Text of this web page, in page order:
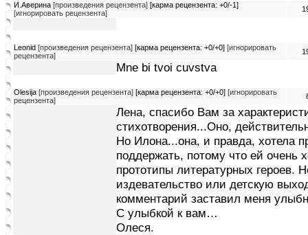
И.Аверина [произведения рецензента] [карма рецензента: +0/-1]
[игнорировать рецензента]
Leonid [произведения рецензента] [карма рецензента: +0/+0] [игнорировать
рецензента]
Mne bi tvoi cuvstva
Olesija [произведения рецензента] [карма рецензента: +0/+0] [игнорировать
рецензента]
Лена, спасибо Вам за
стихотворения...Оно,
Но Илона...она, и правда, хотела
поддержать, потому что ей очень
прототипы литературных героев.
издевательство или детскую
комментарий заставил меня
С улыбкой к вам…
Олеся.